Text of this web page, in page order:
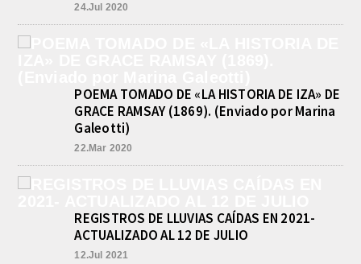
24.Jul 2020
POEMA TOMADO DE «LA HISTORIA DE IZA» DE
GRACE RAMSAY (1869). (Enviado por Marina
Galeotti)
22.Mar 2020
REGISTROS DE LLUVIAS CAÍDAS EN 2021-
ACTUALIZADO AL 12 DE JULIO
12.Jul 2021